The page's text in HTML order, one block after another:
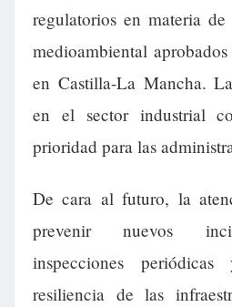
regulatorios en materia
medioambiental
en Castilla-La Mancha.
en el sector industrial
prioridad para las
De cara al futuro, la
prevenir nuevos
inspecciones
resiliencia de las